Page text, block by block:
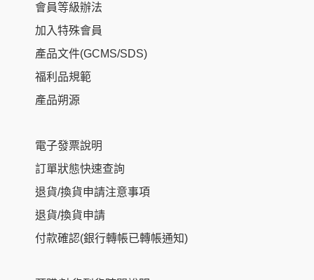
會員等級辦法
加入特殊會員
產品文件(GCMS/SDS)
福利品規範
產品朔源
電子發票說明
訂單狀態快速查詢
退貨/換貨申請注意事項
退貨/換貨申請
付款確認(銀行轉帳已轉帳通知)